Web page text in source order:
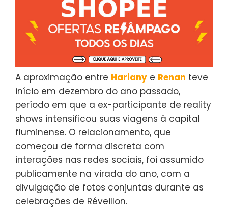
A aproximação entre Hariany e Renan teve
início em dezembro do ano passado,
período em que a ex-participante de reality
shows intensificou suas viagens à capital
fluminense. O relacionamento, que
começou de forma discreta com
interações nas redes sociais, foi assumido
publicamente na virada do ano, com a
divulgação de fotos conjuntas durante as
celebrações de Réveillon.